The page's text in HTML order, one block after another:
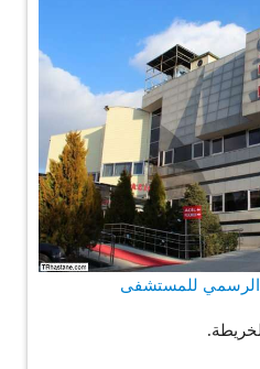
الرسمي للمستشفى